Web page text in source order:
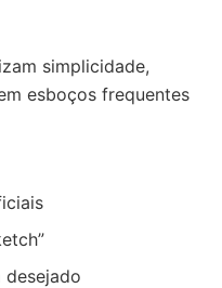
simplicidade,
esboços frequentes
desejado